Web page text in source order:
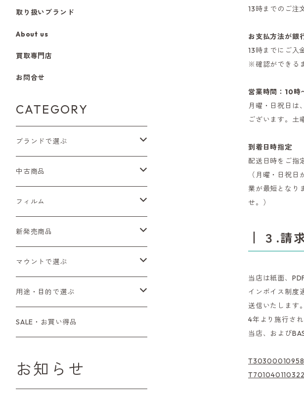
13時までのご注
お支払方法が銀
13時までにご入
※確認ができる
営業時間：10時
月曜・日祝日は
ございます。土
到着日時指定
配送日時をご指
（月曜・日祝
業が最短となり
せ。）
３.請
当店は紙面、
インボイス制度
送信いたします
4年より施行さ
当店、および
取り扱いブランド
About us
買取専門店
お問合せ
CATEGORY
ブランドで選ぶ
Nikon（ニコン）
Sシリーズ
Fシリーズ（一桁＋F100）
Canon（キヤノン）
レンジファインダー（7、P）
PENTAX（ペンタックス）
SL、SP
K2、KX、KM
M42単焦点レンズ
CONTAX（コンタックス）
G1、G2
Tシリーズ
MINOLTA（ミノルタ）
コンパクト
α7、α9、X700
OLYMPUS（オリンパス）
PENシリーズ
中古商品
フィルムカメラ
一眼レフカメラ（マニュアルフォーカス）
一眼レフカメラ（オートフォーカス）
ス）
デジタルカメラ
一眼カメラ
ミラーレスカメラ
マニュアルレンズ
一眼レンズ
レンジファインダーレンズ
大判レンズ
オートフォーカスレンズ
一眼レンズ
マウントアダプター
フィルム
レンズ付きフィルム
35mm（135）カラーネガ
35mm（135）白黒ネガ
35mm（135）カラーリバーサル
新発売商品
フィルムカメラ
レンズ付きフィルム
アクセサリー・付属品
マウントで選ぶ
M42
L39
用途・目的で選ぶ
初心者の方へもおすすめ！
SALE・お買い得品
お知らせ